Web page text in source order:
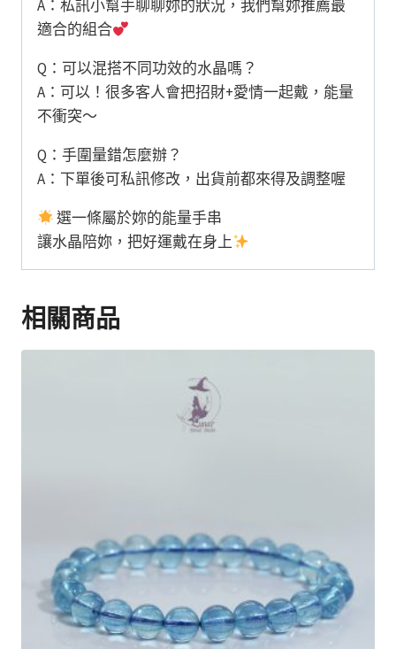
A：私訊小幫手聊聊妳的狀況，我們幫妳推薦最
適合的組合
Q：可以混搭不同功效的水晶嗎？
A：可以！很多客人會把招財+愛情一起戴，能量
不衝突～
Q：手圍量錯怎麼辦？
A：下單後可私訊修改，出貨前都來得及調整喔
選一條屬於妳的能量手串
讓水晶陪妳，把好運戴在身上
相關商品